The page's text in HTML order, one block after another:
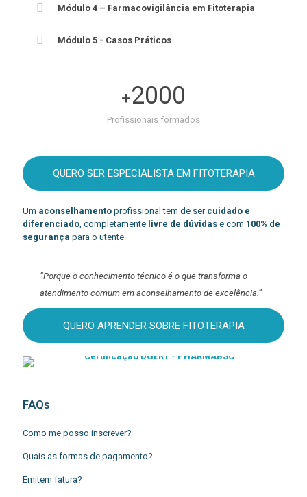
Módulo 4 – Farmacovigilância em Fitoterapia
Módulo 5 - Casos Práticos
+2000
Profissionais formados
QUERO SER ESPECIALISTA EM FITOTERAPIA
Um aconselhamento profissional tem de ser cuidado e
diferenciado, completamente livre de dúvidas e com 100% de
segurança para o utente
“Porque o conhecimento técnico é o que transforma o
atendimento comum em aconselhamento de excelência.”
QUERO APRENDER SOBRE FITOTERAPIA
FAQs
Como me posso inscrever?
Quais as formas de pagamento?
Emitem fatura?